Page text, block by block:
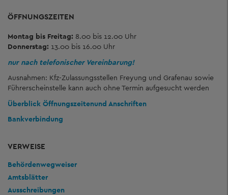
ÖFFNUNGSZEITEN
Montag bis Freitag: 8.00 bis 12.00 Uhr
Donnerstag: 13.00 bis 16.00 Uhr
nur nach telefonischer Vereinbarung!
Ausnahmen: Kfz-Zulassungsstellen Freyung und Grafenau sowie
Führerscheinstelle kann auch ohne Termin aufgesucht werden
Überblick Öffnungszeitenund Anschriften
Bankverbindung
VERWEISE
Behördenwegweiser
Amtsblätter
Ausschreibungen